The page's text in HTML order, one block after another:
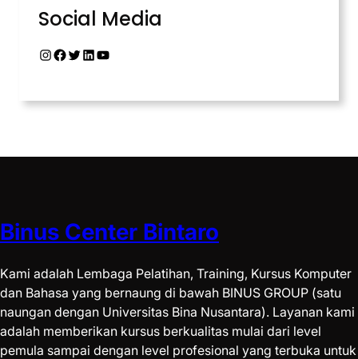
Social Media
Binus Center Bintaro
Kami adalah Lembaga Pelatihan, Training, Kursus Komputer
dan Bahasa yang bernaung di bawah BINUS GROUP (satu
naungan dengan Universitas Bina Nusantara). Layanan kami
adalah memberikan kursus berkualitas mulai dari level
pemula sampai dengan level profesional yang terbuka untuk